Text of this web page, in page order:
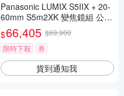
Panasonic LUMIX S5IIX + 20-
60mm S5m2XK 變焦鏡組 公司
貨 DC-S5M2XK
$66,405 $69,900
限時下殺
券
貨到通知我